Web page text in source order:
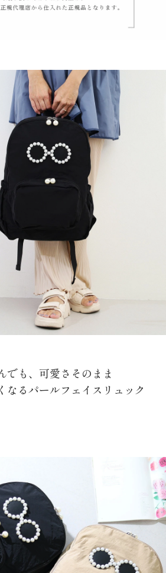
でも、可愛さそのまま
なるパールフェイスリュック